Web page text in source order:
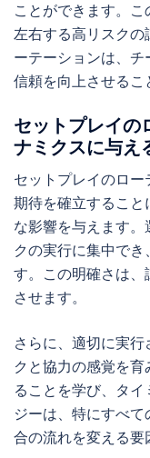
ことができます。
左右する高リスクの
ーテーションは、
信頼を向上させるこ
セットプレイの
ナミクスに与え
セットプレイのロ
期待を確立すること
な影響を与えます
クの実行に集中で
す。この明確さは
させます。
さらに、適切に実
クと協力の感覚を
ることを学び、タ
ジーは、特にすべ
合の流れを変える要